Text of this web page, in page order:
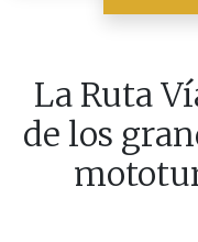
La Ruta
de los